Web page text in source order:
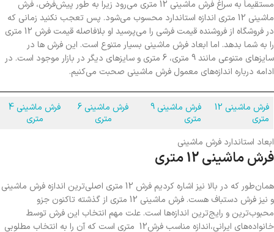
مستقیماً به سراغ فرش ماشینی 12 متری می‌رود زیرا به طور پیش‌فرض، فرش
ماشینی 12 متری اندازه استاندارد محسوب می‌شود. پس تعجب نکنید زمانی که
در فروشگاه از فروشنده قیمت فرشی را می‌پرسید او بلافاصله قیمت فرش 12 متری
را به شما بدهد. اما ابعاد فرش ماشینی بسیار متنوع است. این فرش ها در
سایزهای متنوعی مانند 9 متری، 6 متری و سایزهای دیگر در بازار موجود است. در
ادامه درباره اندازه‌های معمول فرش ماشینی صحبت می‌کنیم.
فرش ماشینی 12
متری
فرش ماشینی 9
متری
فرش ماشینی 6
متری
فرش ماشینی 4
متری
ابعاد استاندارد فرش ماشینی
فرش ماشینی 12 متری
همان‌طور که در بالا نیز اشاره کردیم فرش 12 متری اصلی‌ترین اندازه فرش ماشینی
و نیز فرش دستباف هست. فرش ماشینی 12 متری از گذشته تاکنون جزو
محبوب‌ترین و رایج‌ترین اندازه‌ها است. علت مهم انتخاب این فرش توسط
خانواده‌های ایرانی،اندازه مناسب فرش12 متری است که آن را به انتخاب مطلوبی